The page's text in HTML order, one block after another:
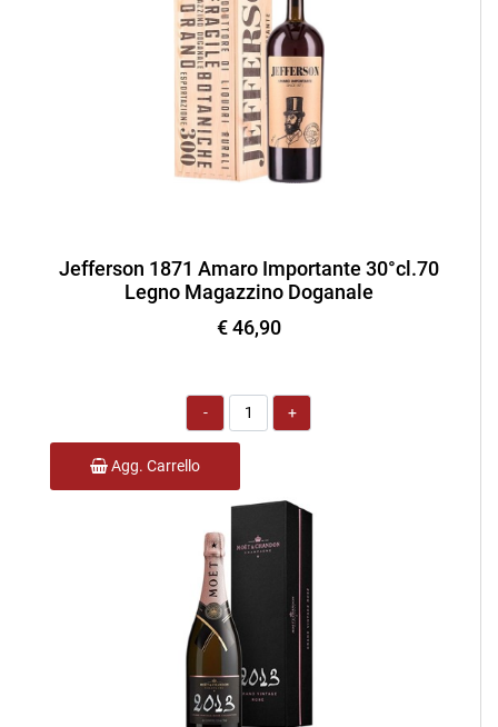
Jefferson 1871 Amaro Importante 30°cl.70
Legno Magazzino Doganale
€ 46,90
Quantità
Agg. Carrello